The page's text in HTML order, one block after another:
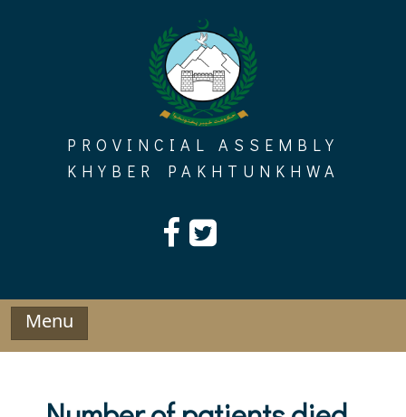
PROVINCIAL ASSEMBLY
KHYBER PAKHTUNKHWA
Menu